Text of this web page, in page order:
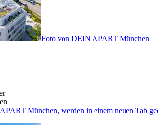
Foto von DEIN APART München
München, werden in einem neuen Tab